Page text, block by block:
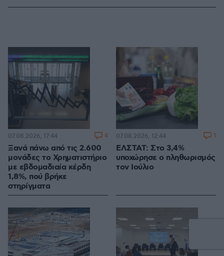
Ξανά πάνω από τις 2.600
μονάδες το Χρηματιστήριο
με εβδομαδιαία κέρδη
1,8%, πού βρήκε
στηρίγματα
07.08.2026, 17:44 4
ΕΛΣΤΑΤ: Στο 3,4%
υποχώρησε ο πληθωρισμός
τον Ιούλιο
07.08.2026, 12:44 1